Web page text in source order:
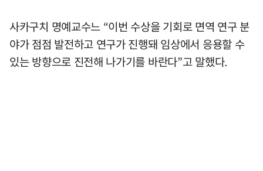
사카구치 명예교수느 “이번 수상을 기회로 면역 연구 분
야가 점점 발전하고 연구가 진행돼 임상에서 응용할 수
있는 방향으로 진전해 나가기를 바란다”고 말했다.